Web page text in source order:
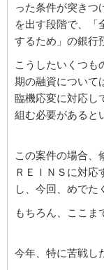
った条件が突きつ
を出す段階で、「
するため」の銀行
こうしたいくつも
期の融資について
臨機応変に対応し
組む必要があると
この案件の場合、
ＲＥＩＮＳに対応
し、今回、めでた
もちろん、ここま
今年、特に苦戦し